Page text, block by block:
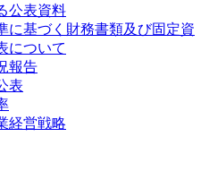
公表資料
に基づく財務書類及び固定資
について
報告
表
経営戦略